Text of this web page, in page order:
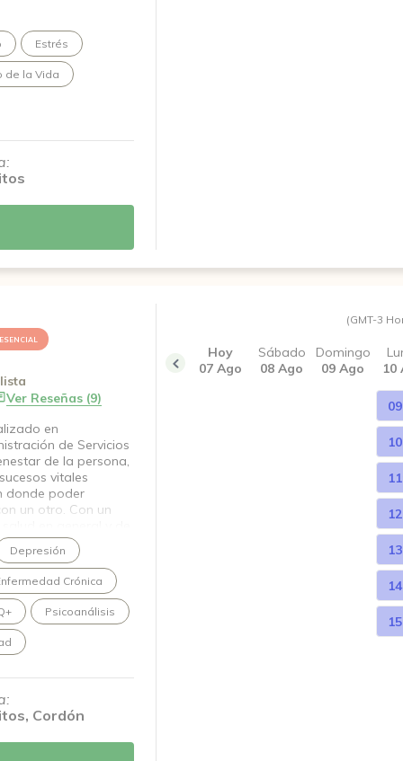
como
de
y vínculos
Estrés
de la Vida
Ver Reseñas (9)
en
de Servicios
de la persona,
vitales
donde poder
un otro. Con un
Depresión
Crónica
Psicoanálisis
Cordón
(GMT-3
Hoy
07 Ago
Sábado
08 Ago
Domingo
09 Ago
10